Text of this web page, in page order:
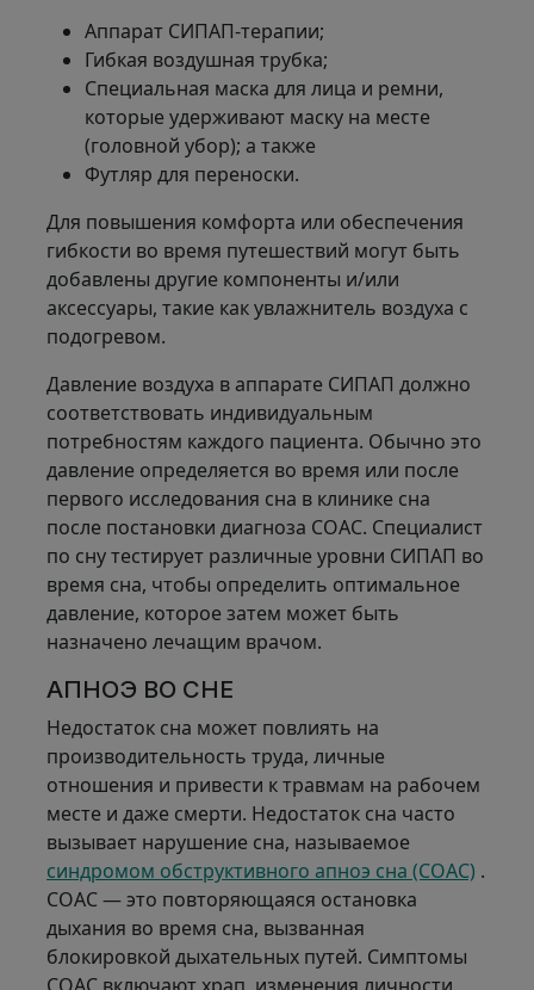
Аппарат СИПАП-терапии;
Гибкая воздушная трубка;
Специальная маска для лица и ремни,
которые удерживают маску на месте
(головной убор); а также
Футляр для переноски.
Для повышения комфорта или обеспечения
гибкости во время путешествий могут быть
добавлены другие компоненты и/или
аксессуары, такие как увлажнитель воздуха с
подогревом.
Давление воздуха в аппарате СИПАП должно
соответствовать индивидуальным
потребностям каждого пациента. Обычно это
давление определяется во время или после
первого исследования сна в клинике сна
после постановки диагноза СОАС. Специалист
по сну тестирует различные уровни СИПАП во
время сна, чтобы определить оптимальное
давление, которое затем может быть
назначено лечащим врачом.
АПНОЭ ВО СНЕ
Недостаток сна может повлиять на
производительность труда, личные
отношения и привести к травмам на рабочем
месте и даже смерти. Недостаток сна часто
вызывает нарушение сна, называемое
синдромом обструктивного апноэ сна (СОАС) .
СОАС — это повторяющаяся остановка
дыхания во время сна, вызванная
блокировкой дыхательных путей. Симптомы